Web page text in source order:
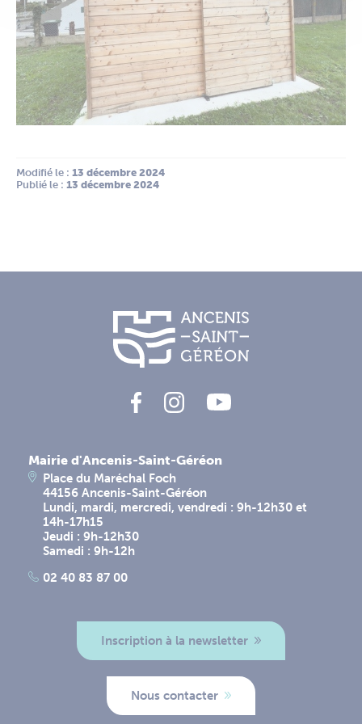
Modifié le : 13 décembre 2024
Publié le : 13 décembre 2024
Mairie d'Ancenis-Saint-Géréon
Place du Maréchal Foch
44156 Ancenis-Saint-Géréon
Lundi, mardi, mercredi, vendredi : 9h-12h30 et
14h-17h15
Jeudi : 9h-12h30
Samedi : 9h-12h
02 40 83 87 00
Inscription à la newsletter
Nous contacter